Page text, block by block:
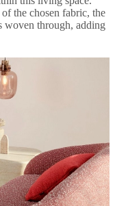
the chosen fabric, the
woven through, adding